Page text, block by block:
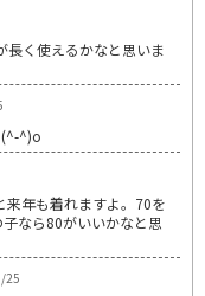
長く使えるかなと思いま
^)o
来年も着れますよ。70を
なら80がいいかなと思
25